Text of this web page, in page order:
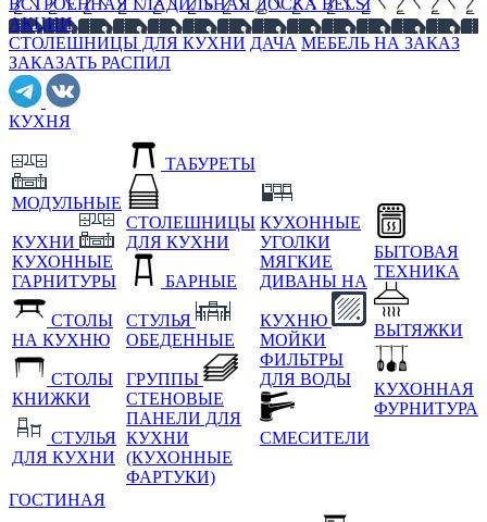
ВСТРОЕННАЯ ГЛАДИЛЬНАЯ ДОСКА BELSI
АКЦИИ
СТОЛЕШНИЦЫ ДЛЯ КУХНИ ДАЧА МЕБЕЛЬ НА ЗАКАЗ
ЗАКАЗАТЬ РАСПИЛ
КУХНЯ
МОДУЛЬНЫЕ
КУХНИ
КУХОННЫЕ
ГАРНИТУРЫ
СТОЛЫ
НА КУХНЮ
СТОЛЫ
КНИЖКИ
СТУЛЬЯ
ДЛЯ КУХНИ
ТАБУРЕТЫ
СТОЛЕШНИЦЫ
ДЛЯ КУХНИ
БАРНЫЕ
СТУЛЬЯ
ОБЕДЕННЫЕ
ГРУППЫ
СТЕНОВЫЕ
ПАНЕЛИ ДЛЯ
КУХНИ
(КУХОННЫЕ
ФАРТУКИ)
КУХОННЫЕ
УГОЛКИ
МЯГКИЕ
ДИВАНЫ НА
КУХНЮ
МОЙКИ
ФИЛЬТРЫ
ДЛЯ ВОДЫ
СМЕСИТЕЛИ
БЫТОВАЯ
ТЕХНИКА
ВЫТЯЖКИ
КУХОННАЯ
ФУРНИТУРА
ГОСТИНАЯ